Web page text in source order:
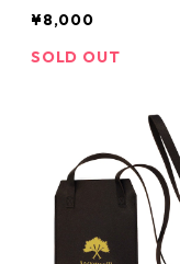
¥8,000
SOLD OUT